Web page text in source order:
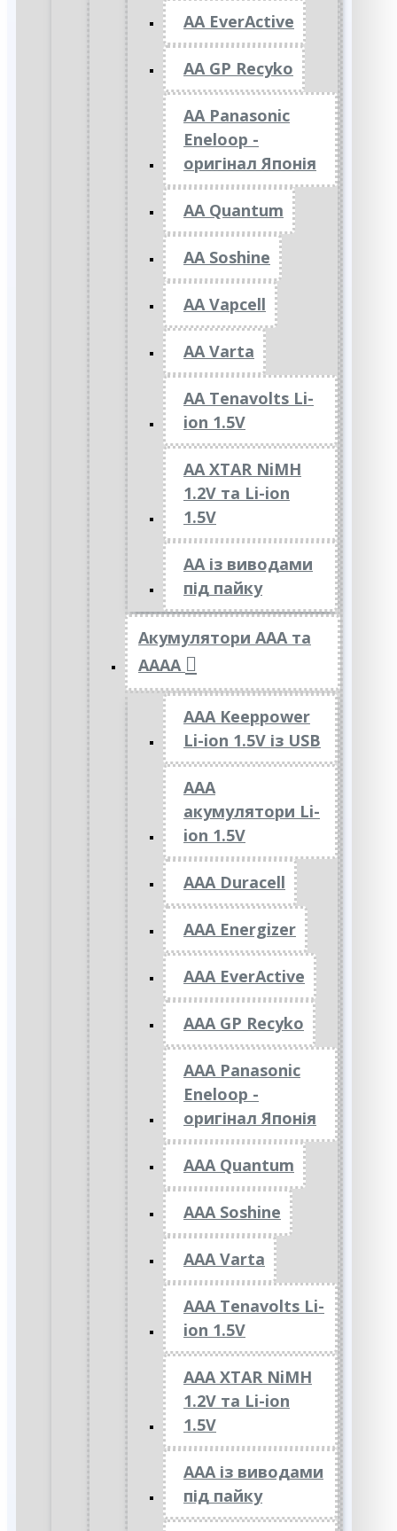
AA EverActive
AA GP Recyko
AA Panasonic
Eneloop -
оригінал Японія
AA Quantum
AA Soshine
AA Vapcell
AA Varta
AA Tenavolts Li-
ion 1.5V
AA XTAR NiMH
1.2V та Li-ion
1.5V
АА із виводами
під пайку
Акумулятори ААА та
АААА
AAA Keeppower
Li-ion 1.5V із USB
ААА
акумулятори Li-
ion 1.5V
AAA Duracell
AAA Energizer
AAA EverActive
AAA GP Recyko
AAA Panasonic
Eneloop -
оригінал Японія
AAA Quantum
AAA Soshine
AAA Varta
AAA Tenavolts Li-
ion 1.5V
AAA XTAR NiMH
1.2V та Li-ion
1.5V
ААА із виводами
під пайку